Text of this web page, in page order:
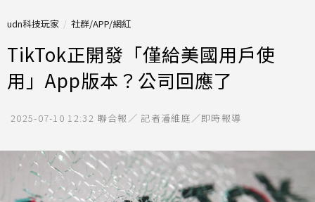
udn科技玩家 社群/APP/網紅
TikTok正開發「僅給美國用戶使
用」App版本？公司回應了
2025-07-10 12:32 聯合報／ 記者潘維庭／即時報導